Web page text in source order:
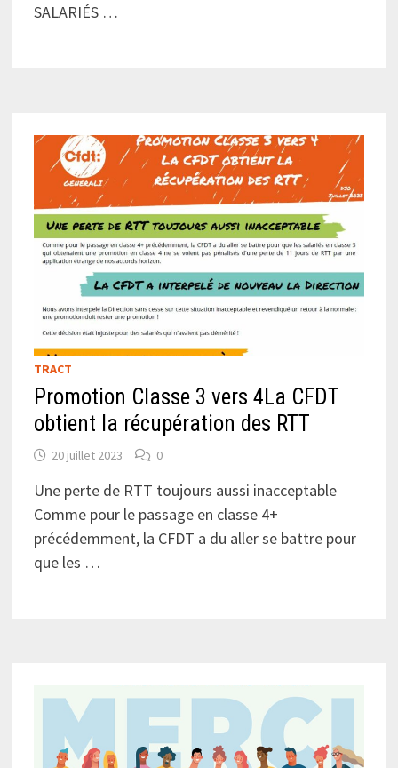
SALARIÉS …
TRACT
Promotion Classe 3 vers 4La CFDT
obtient la récupération des RTT
20 juillet 2023 0
Une perte de RTT toujours aussi inacceptable
Comme pour le passage en classe 4+
précédemment, la CFDT a du aller se battre pour
que les …